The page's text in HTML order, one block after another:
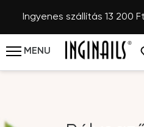
Ingyenes szállítás 13 200
MENU